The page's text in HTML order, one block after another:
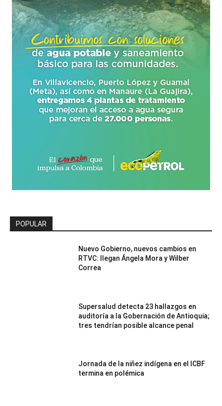
POPULAR
Nuevo Gobierno, nuevos cambios en
RTVC: llegan Ángela Mora y Wilber
Correa
Supersalud detecta 23 hallazgos en
auditoría a la Gobernación de Antioquia;
tres tendrían posible alcance penal
Jornada de la niñez indígena en el ICBF
termina en polémica